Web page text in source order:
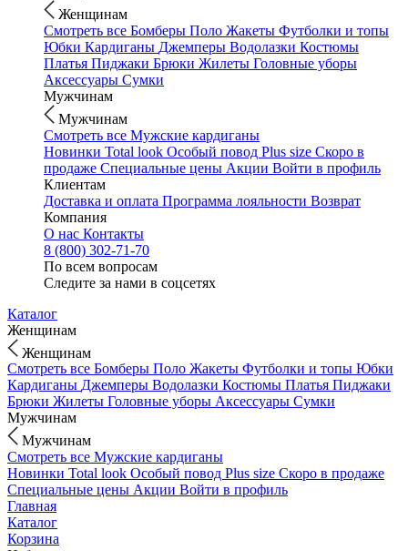
Женщинам
Смотреть все Бомберы Поло Жакеты Футболки и топы
Юбки Кардиганы Джемперы Водолазки Костюмы
Платья Пиджаки Брюки Жилеты Головные уборы
Аксессуары Сумки
Мужчинам
Мужчинам
Смотреть все Мужские кардиганы
Новинки Total look Особый повод Plus size Скоро в
продаже Специальные цены Акции Войти в профиль
Клиентам
Доставка и оплата Программа лояльности Возврат
Компания
О нас Контакты
8 (800) 302-71-70
По всем вопросам
Следите за нами в соцсетях
Каталог
Женщинам
Женщинам
Смотреть все Бомберы Поло Жакеты Футболки и топы Юбки
Кардиганы Джемперы Водолазки Костюмы Платья Пиджаки
Брюки Жилеты Головные уборы Аксессуары Сумки
Мужчинам
Мужчинам
Смотреть все Мужские кардиганы
Новинки Total look Особый повод Plus size Скоро в продаже
Специальные цены Акции Войти в профиль
Главная
Каталог
Корзина